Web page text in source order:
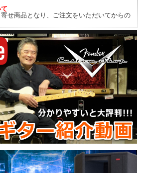
せ商品となり、ご注文をいただいてからの